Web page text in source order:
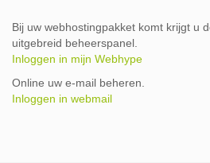
Bij uw webhostingpakket komt krijgt u
uitgebreid beheerspanel.
Inloggen in mijn Webhype
Online uw e-mail beheren.
Inloggen in webmail